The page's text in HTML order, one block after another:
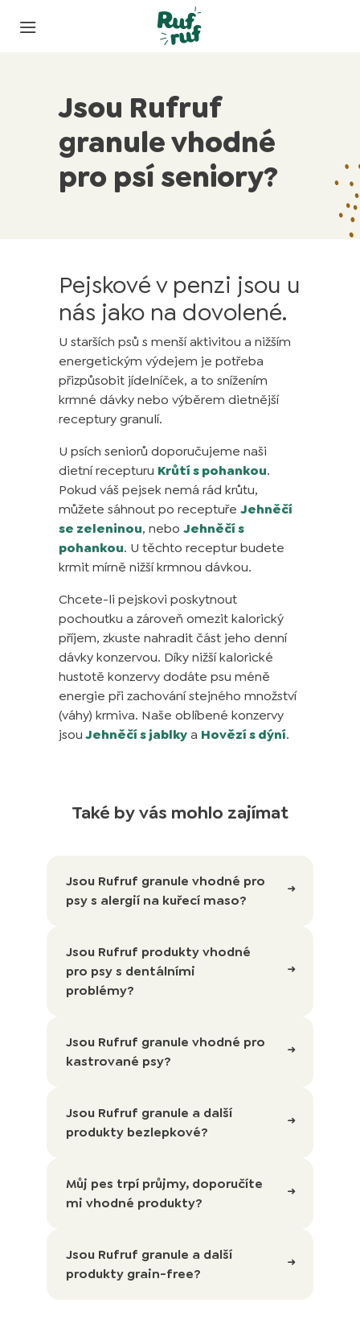
Jsou Rufruf
granule vhodné
pro psí seniory?
Pejskové v penzi jsou u
nás jako na dovolené.
U starších psů s menší aktivitou a nižším
energetickým výdejem je potřeba
přizpůsobit jídelníček, a to snížením
krmné dávky nebo výběrem dietnější
receptury granulí.
U psích seniorů doporučujeme naši
dietní recepturu Krůtí s pohankou.
Pokud váš pejsek nemá rád krůtu,
můžete sáhnout po receptuře Jehněčí
se zeleninou, nebo Jehněčí s
pohankou. U těchto receptur budete
krmit mírně nižší krmnou dávkou.
Chcete-li pejskovi poskytnout
pochoutku a zároveň omezit kalorický
příjem, zkuste nahradit část jeho denní
dávky konzervou. Díky nižší kalorické
hustotě konzervy dodáte psu méně
energie při zachování stejného množství
(váhy) krmiva. Naše oblíbené konzervy
jsouJehněčí s jablkya Hovězí s dýní.
Také by vás mohlo zajímat
Jsou Rufruf granule vhodné pro
psy s alergií na kuřecí maso?
Jsou Rufruf produkty vhodné
pro psy s dentálními
problémy?
Jsou Rufruf granule vhodné pro
kastrované psy?
Jsou Rufruf granule a další
produkty bezlepkové?
Můj pes trpí průjmy, doporučíte
mi vhodné produkty?
Jsou Rufruf granule a další
produkty grain-free?